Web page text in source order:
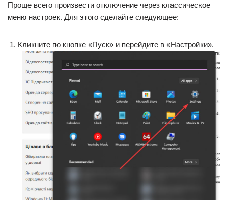
Проще всего произвести отключение через классическое
меню настроек. Для этого сделайте следующее:
Кликните по кнопке «Пуск» и перейдите в «Настройки».